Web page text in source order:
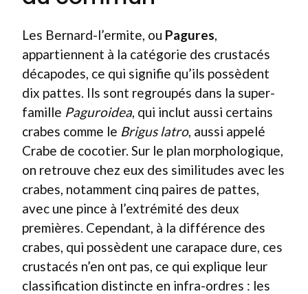
Les Bernard-l’ermite, ou Pagures
appartiennent à la catégorie des crustacés
décapodes, ce qui signifie qu’ils possèdent
dix pattes. Ils sont regroupés dans la super-
famille Paguroidea, qui inclut aussi certains
crabes comme le Brigus latro, aussi appelé
Crabe de cocotier. Sur le plan morphologique,
on retrouve chez eux des similitudes avec les
crabes, notamment cinq paires de pattes,
avec une pince à l’extrémité des deux
premières. Cependant, à la différence des
crabes, qui possèdent une carapace dure, ces
crustacés n’en ont pas, ce qui explique leur
classification distincte en infra-ordres : les